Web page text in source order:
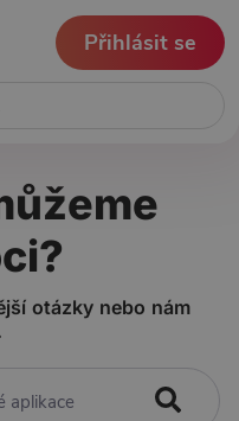
Přihlásit se
otázky nebo nám